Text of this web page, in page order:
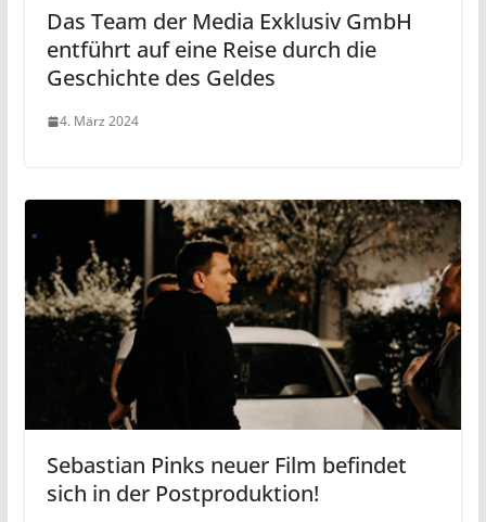
Das Team der Media Exklusiv GmbH
entführt auf eine Reise durch die
Geschichte des Geldes
4. März 2024
Sebastian Pinks neuer Film befindet
sich in der Postproduktion!